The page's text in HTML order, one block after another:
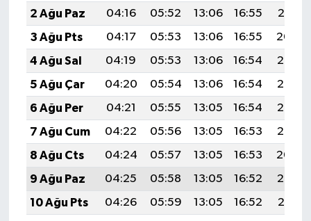
2 Ağu Paz
04:16 05:52 13:06 16:55
20:10
3 Ağu Pts
04:17 05:53 13:06 16:55
20:09
4 Ağu Sal
04:19 05:53 13:06 16:54
20:08
5 Ağu Çar
04:20 05:54 13:06 16:54
20:07
6 Ağu Per
04:21 05:55 13:05 16:54
20:06
7 Ağu Cum
04:22 05:56 13:05 16:53
20:05
8 Ağu Cts
04:24 05:57 13:05 16:53
20:04
9 Ağu Paz
04:25 05:58 13:05 16:52
20:03
10 Ağu Pts
04:26 05:59 13:05 16:52
20:01